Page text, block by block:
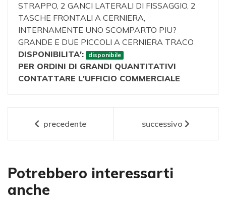
STRAPPO, 2 GANCI LATERALI DI FISSAGGIO, 2
TASCHE FRONTALI A CERNIERA,
INTERNAMENTE UNO SCOMPARTO PIU?
GRANDE E DUE PICCOLI A CERNIERA TRACO
DISPONIBILITA':
disponibile
PER ORDINI DI GRANDI QUANTITATIVI
CONTATTARE L'UFFICIO COMMERCIALE
precedente successivo
Potrebbero interessarti
anche